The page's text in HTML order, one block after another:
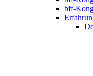
bff-